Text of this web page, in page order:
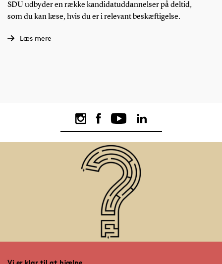
SDU udbyder en række kandidatuddannelser på deltid,
som du kan læse, hvis du er i relevant beskæftigelse.
Læs mere
Vi er klar til at hjælpe